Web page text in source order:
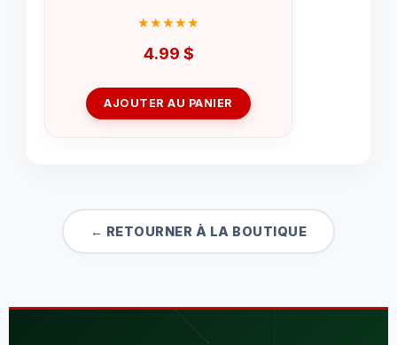
4.99 $
AJOUTER AU PANIER
← RETOURNER À LA BOUTIQUE